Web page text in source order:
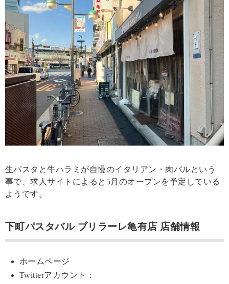
生パスタと牛ハラミが自慢のイタリアン・肉バルという
事で、求人サイトによると5月のオープンを予定している
ようです。
下町パスタバル ブリラーレ亀有店 店舗情報
ホームページ
Twitterアカウント：